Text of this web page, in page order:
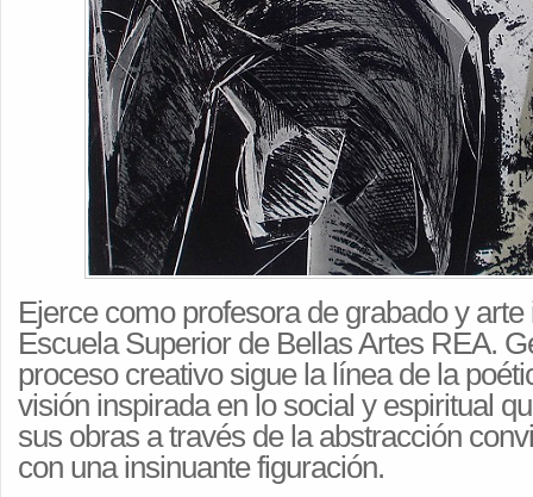
Ejerce como profesora de grabado y
Escuela Superior de Bellas Artes REA.
proceso creativo sigue la línea de la
visión inspirada en lo social y espiritual
sus obras a través de la abstracción
con una insinuante figuración.